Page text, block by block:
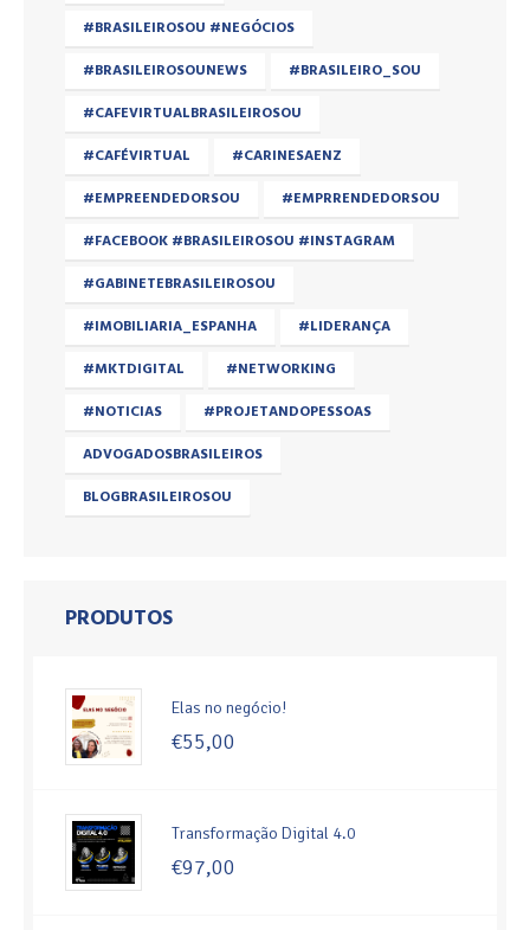
#BRASILEIROSOU #NEGÓCIOS
#BRASILEIROSOUNEWS
#BRASILEIRO_SOU
#CAFEVIRTUALBRASILEIROSOU
#CAFÉVIRTUAL
#CARINESAENZ
#EMPREENDEDORSOU
#EMPRRENDEDORSOU
#FACEBOOK #BRASILEIROSOU #INSTAGRAM
#GABINETEBRASILEIROSOU
#IMOBILIARIA_ESPANHA
#LIDERANÇA
#MKTDIGITAL
#NETWORKING
#NOTICIAS
#PROJETANDOPESSOAS
ADVOGADOSBRASILEIROS
BLOGBRASILEIROSOU
PRODUTOS
Elas no negócio!
€55,00
Transformação Digital 4.0
€97,00